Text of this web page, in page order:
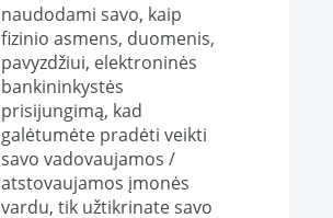
naudodami savo, kaip
fizinio asmens, duomenis,
pavyzdžiui, elektroninės
bankininkystės
prisijungimą, kad
galėtumėte pradėti veikti
savo vadovaujamos /
atstovaujamos įmonės
vardu, tik užtikrinate savo